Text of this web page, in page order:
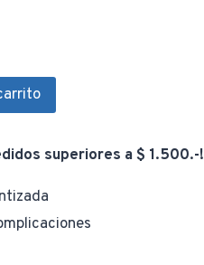
original
era:
$ 132,00.
es:
superiores a $ 1.500.-!